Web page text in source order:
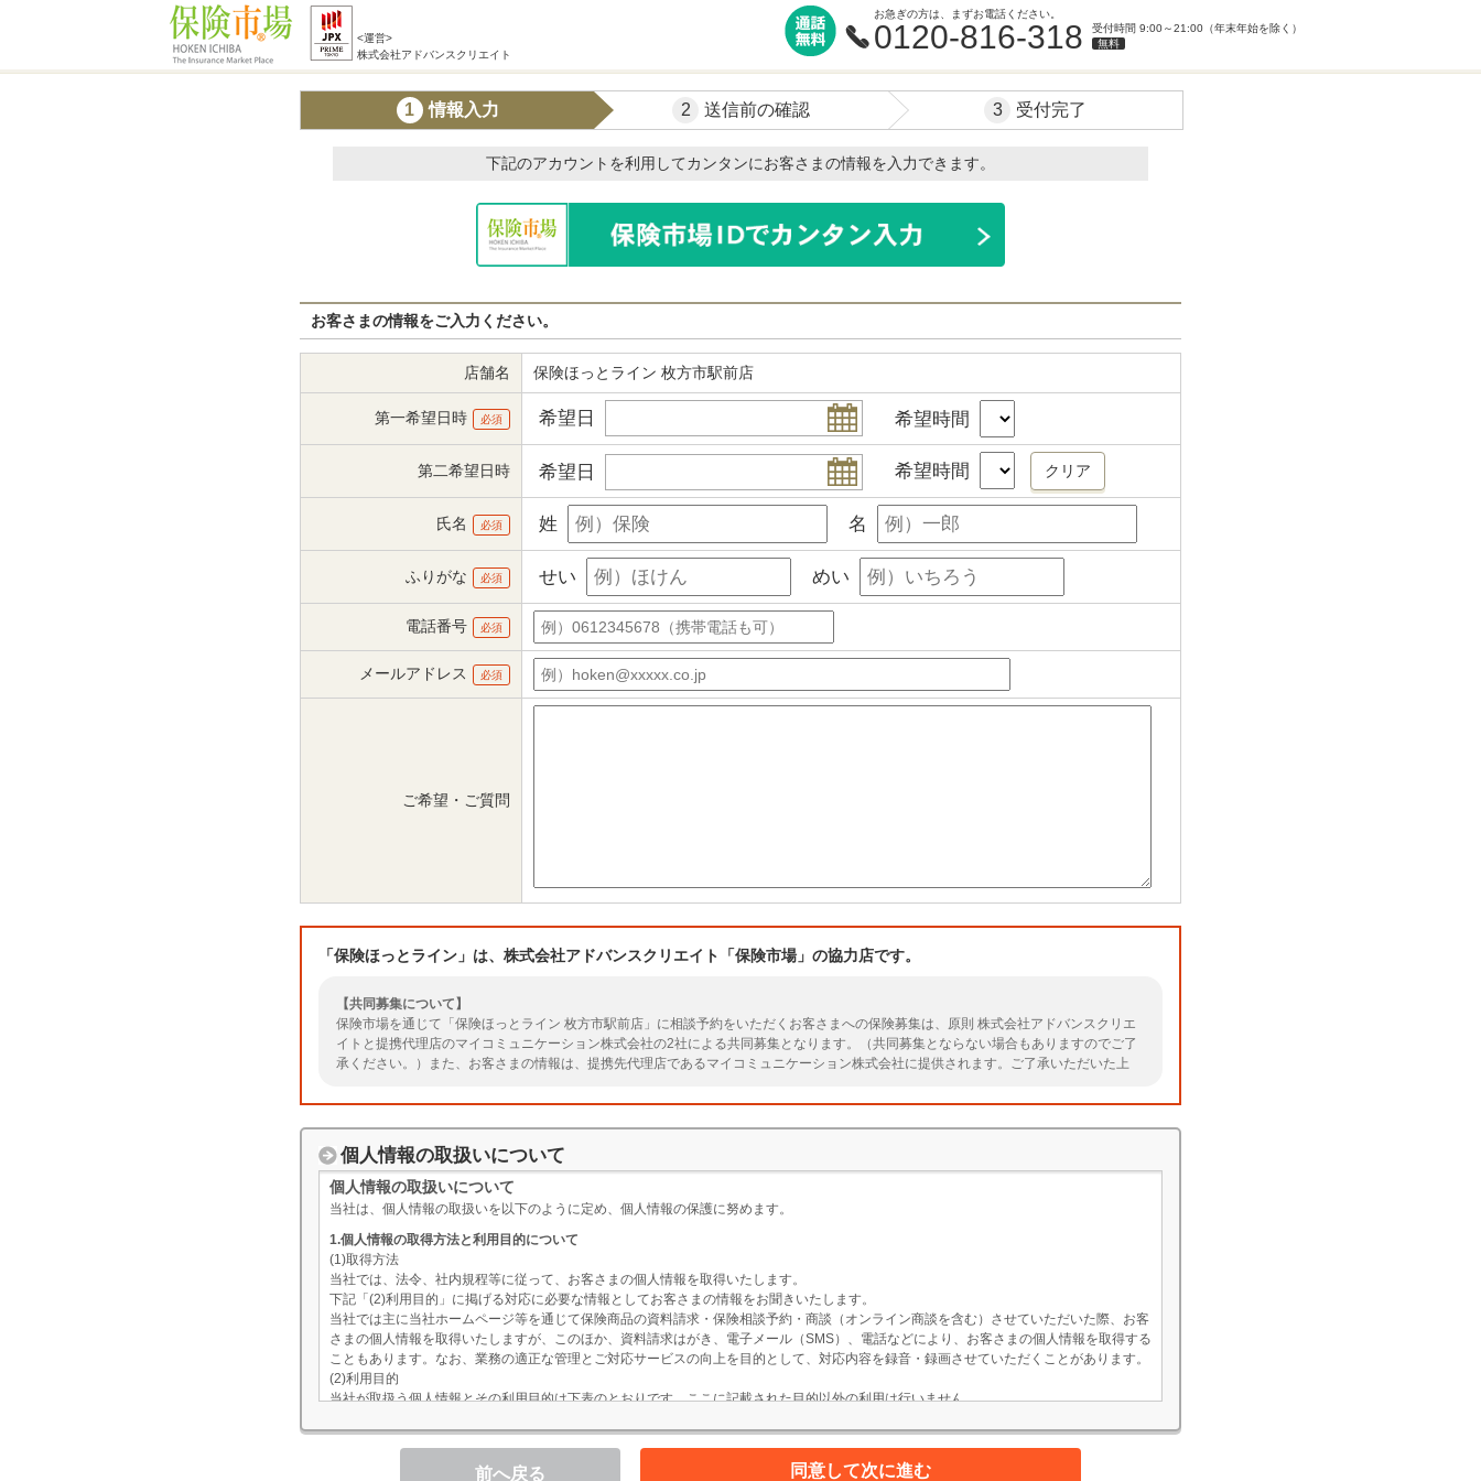
<運営>
株式会社アドバンスクリエイト
お急ぎの方は、まずお電話ください。
0120-816-318
受付時間 9:00～21:00（年末年始を除く）
無料
1 情報入力 2 送信前の確認 3 受付完了
下記のアカウントを利用してカンタンにお客さまの情報を入力できます。
お客さまの情報をご入力ください。
店舗名 保険ほっとライン 枚方市駅前店
第一希望日時 必須 希望日 希望時間
第二希望日時 希望日 希望時間 クリア
氏名 必須 姓 名
ふりがな 必須 せい めい
電話番号 必須
メールアドレス 必須
ご希望・ご質問
「保険ほっとライン」は、株式会社アドバンスクリエイト「保険市場」の協力店です。
【共同募集について】
保険市場を通じて「保険ほっとライン 枚方市駅前店」に相談予約をいただくお客さまへの保険募集は、原則 株式会社アドバンスクリエ
イトと提携代理店のマイコミュニケーション株式会社の2社による共同募集となります。（共同募集とならない場合もありますのでご了
承ください。）また、お客さまの情報は、提携先代理店であるマイコミュニケーション株式会社に提供されます。ご了承いただいた上
確認ください。
個人情報の取扱いについて
個人情報の取扱いについて
当社は、個人情報の取扱いを以下のように定め、個人情報の保護に努めます。
1.個人情報の取得方法と利用目的について
(1)取得方法
当社では、法令、社内規程等に従って、お客さまの個人情報を取得いたします。
下記「(2)利用目的」に掲げる対応に必要な情報としてお客さまの情報をお聞きいたします。
当社では主に当社ホームページ等を通じて保険商品の資料請求・保険相談予約・商談（オンライン商談を含む）させていただいた際、お客
さまの個人情報を取得いたしますが、このほか、資料請求はがき、電子メール（SMS）、電話などにより、お客さまの個人情報を取得する
こともあります。なお、業務の適正な管理とご対応サービスの向上を目的として、対応内容を録音・録画させていただくことがあります。
(2)利用目的
当社が取扱う個人情報とその利用目的は下表のとおりです。ここに記載された目的以外の利用は行いません。
個人情報 利用目的
1.当社が代理店業務を行う保険会社の各種商品やサービスの案内・提供・維持管理のため
前へ戻る 同意して次に進む